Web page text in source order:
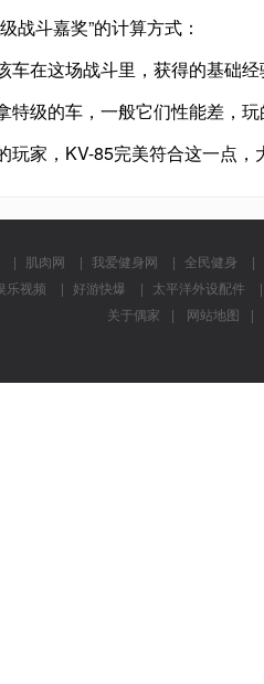
战斗嘉奖”的计算方式：
车在这场战斗里，获得的基础
特级的车，一般它们性能差，
玩家，KV-85完美符合这一点
| 肌肉网 | 我爱健身网 | 全民健身
|
乐视频
| 好游快爆 | 太平洋外设配件
|
关于偶家
| 网站地图
|